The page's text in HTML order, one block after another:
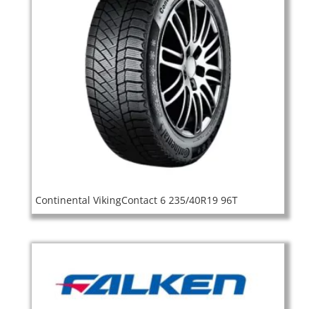
Continental VikingContact 6 235/40R19 96T